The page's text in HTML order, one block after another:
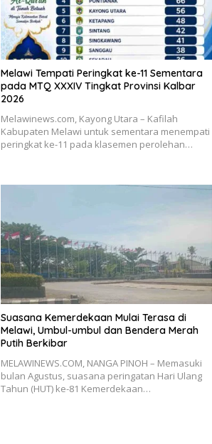
Melawi Tempati Peringkat ke-11 Sementara
pada MTQ XXXIV Tingkat Provinsi Kalbar
2026
Melawinews.com, Kayong Utara – Kafilah
Kabupaten Melawi untuk sementara menempati
peringkat ke-11 pada klasemen perolehan…
Suasana Kemerdekaan Mulai Terasa di
Melawi, Umbul-umbul dan Bendera Merah
Putih Berkibar
MELAWINEWS.COM, NANGA PINOH – Memasuki
bulan Agustus, suasana peringatan Hari Ulang
Tahun (HUT) ke-81 Kemerdekaan…